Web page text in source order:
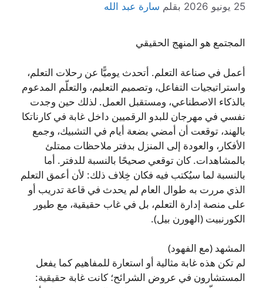
25 يونيو 2026 بقلم سارة عبد الله
المجتمع هو المنهج الحقيقي
أعمل في صناعة التعلم. أتحدث يوميًّا عن رحلات التعلم،
واستراتيجيات التفاعل، وتصميم التعليم، والتعلّم المدعوم
بالذكاء الاصطناعي، ومستقبل العمل. لذلك حين وجدت
نفسي في مهرجان للبدو الرقميين داخل غابة في كارناتكا
بالهند، توقعت أن أمضي بضعة أيام في التشبيك، وجمع
الأفكار، والعودة إلى المنزل بدفتر ملاحظات ممتلئ
بالمشاهدات. كان توقعي صحيحًا بالنسبة للدفتر. أما
بالنسبة لما سيُكتب فيه فكان خِلاف ذلك: لأن أعمق التعلم
الذي مررت به طوال العام لم يحدث في قاعة تدريب أو
على منصة إدارة التعلم، بل في غاب حقيقية، مع طيور
الكورنبيت (الهورن بيل).
المشهد (مع الفهود)
لم تكن هذه غابة مثالية أو استعارة للمفاهيم كما يفعل
المستشارون في عروض الشرائح؛ كانت غابة حقيقية: